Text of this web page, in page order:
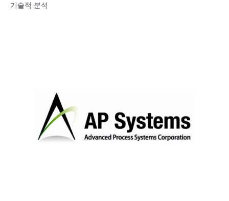
기술적 분석